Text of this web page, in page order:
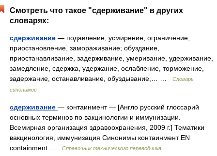
Смотреть что такое "сдерживание" в других
словарях:
сдерживание — подавление, усмирение, ограничение;
приостановление, замораживание; обуздание,
приостанавливание, задерживание, умеривание, удерживание,
замедление, сдержка, удержание, ослабление, торможение,
задержание, останавливание, обуздывание,… …
Словарь
синонимов
сдерживание — контаинмент — [Англо русский глоссарий
основных терминов по вакцинологии и иммунизации.
Всемирная организация здравоохранения, 2009 г.] Тематики
вакцинология, иммунизация Синонимы контаинмент EN
containment …
Справочник технического переводчика